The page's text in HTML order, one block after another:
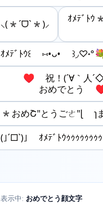
⸜(*ˊᗜˋ*)⸝
ｵﾒﾃﾞ
ｵﾒﾃﾞﾄｳ꒰ ⑅•ᴗ•
♥ 祝！(´∀｀人´◇
おめでとう
*おめՇ"とうごㄜ"ɭ ɿ
(｣´□`)｣ ｵﾒﾃﾞﾄｳｩｩｩｩｩｩｩ
表示中: おめでとう顔文字